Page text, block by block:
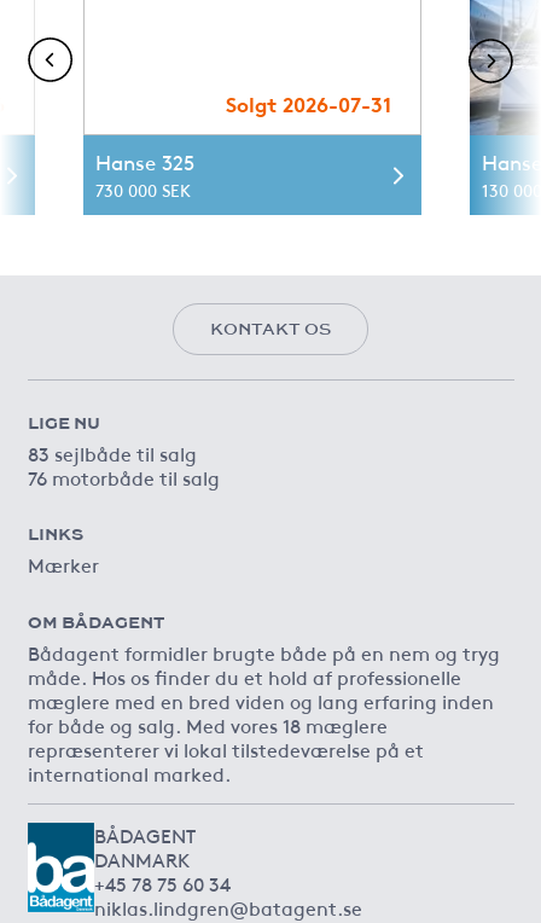
Solgt 2026-07-31
Hanse 325
730 000 SEK 130
KONTAKT OS
LIGE NU
83 sejlbåde til salg
76 motorbåde til salg
LINKS
Mærker
OM BÅDAGENT
Bådagent formidler brugte både på en nem og tryg
måde. Hos os finder du et hold af professionelle
mæglere med en bred viden og lang erfaring inden
for både og salg. Med vores 18 mæglere
repræsenterer vi lokal tilstedeværelse på et
international marked.
BÅDAGENT
DANMARK
+45 78 75 60 34
niklas.lindgren@batagent.se